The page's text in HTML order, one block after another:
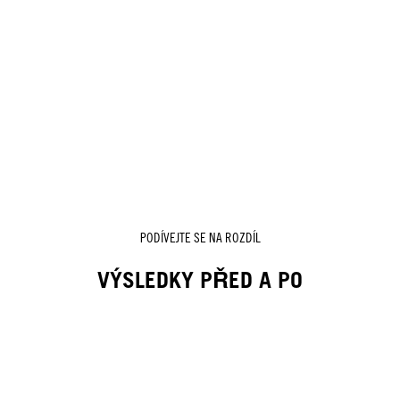
PODÍVEJTE SE NA ROZDÍL
VÝSLEDKY PŘED A PO